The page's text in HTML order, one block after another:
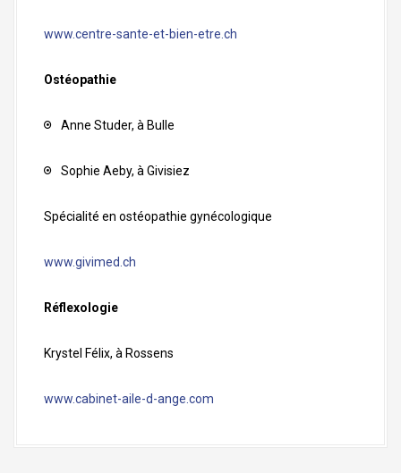
www.centre-sante-et-bien-etre.ch
Ostéopathie
Anne Studer, à Bulle
Sophie Aeby, à Givisiez
Spécialité en ostéopathie gynécologique
www.givimed.ch
Réflexologie
Krystel Félix, à Rossens
www.cabinet-aile-d-ange.com